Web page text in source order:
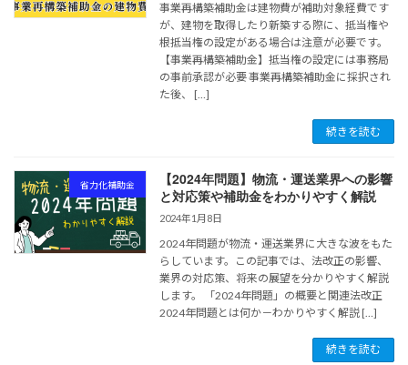
事業再構築補助金は建物費が補助対象経費です
が、建物を取得したり新築する際に、抵当権や
根抵当権の設定がある場合は注意が必要です。
【事業再構築補助金】抵当権の設定には事務局
の事前承認が必要 事業再構築補助金に採択され
た後、 […]
続きを読む
省力化補助金
【2024年問題】物流・運送業界への影響
と対応策や補助金をわかりやすく解説
2024年1月8日
2024年問題が物流・運送業界に大きな波をもた
らしています。この記事では、法改正の影響、
業界の対応策、将来の展望を分かりやすく解説
します。 「2024年問題」の概要と関連法改正
2024年問題とは何か－わかりやすく解説 […]
続きを読む